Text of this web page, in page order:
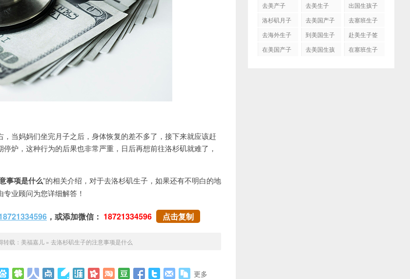
当妈妈们坐完月子之后，身体恢复的差不多了，接下来就应该赶
炉，这种行为的后果也非常严重，日后再想前往洛杉矶就难了，
事项是什么”的相关介绍，对于去洛杉矶生子，如果还有不明白的地
业顾问为您详细解答！
，或添加微信： 18721334596 点击复制
转载： 美福嘉儿» 去洛杉矶生子的注意事项是什么
更多
去美产子 去美生子
出国生孩子
洛杉矶月子
去美国产子
去塞班生子
去海外生子
到美国生子
赴美生子签
在美国产子
去美国生孩
在塞班生子